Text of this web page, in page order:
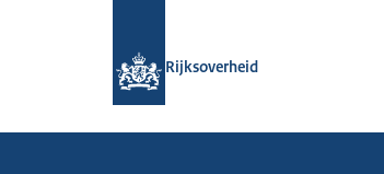
Rijksoverheid